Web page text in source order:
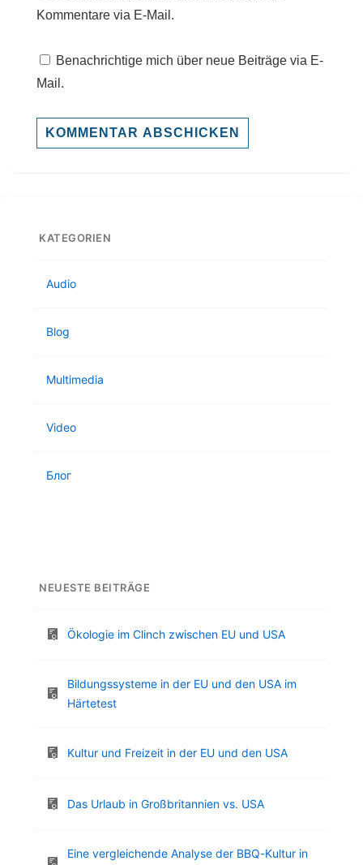
Kommentare via E-Mail.
Benachrichtige mich über neue Beiträge via E-
Mail.
KATEGORIEN
Audio
Blog
Multimedia
Video
Блог
NEUESTE BEITRÄGE
Ökologie im Clinch zwischen EU und USA
Bildungssysteme in der EU und den USA im
Härtetest
Kultur und Freizeit in der EU und den USA
Das Urlaub in Großbritannien vs. USA
Eine vergleichende Analyse der BBQ-Kultur in